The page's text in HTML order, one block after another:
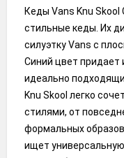
Кеды Vans Knu
стильные кеды. Их
силуэтку Vans с
Синий цвет придает
идеально
Knu Skool легко
стилями, от
формальных
ищет